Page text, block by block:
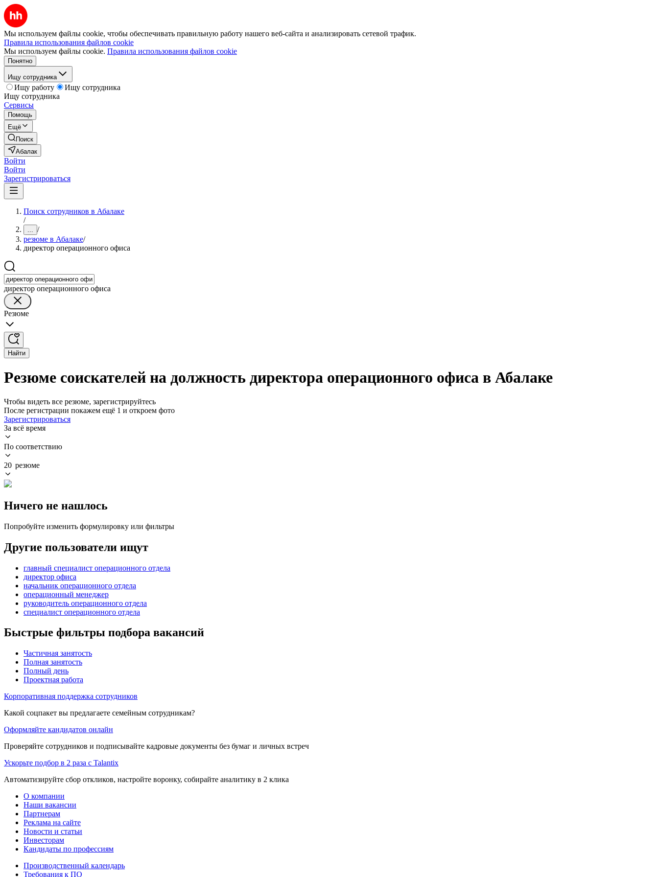
Мы используем файлы cookie, чтобы обеспечивать правильную работу нашего веб-сайта и анализировать сетевой трафик.
Правила использования файлов cookie
Мы используем файлы cookie. Правила использования файлов cookie
Понятно
Ищу сотрудника
Ищу работу
Ищу сотрудника
Ищу сотрудника
Сервисы
Помощь
Ещё
Поиск
Абалак
Войти
Войти
Зарегистрироваться
Поиск сотрудников в Абалаке
/
... /
резюме в Абалаке/
директор операционного офиса
директор операционного офиса
Резюме
Найти
Резюме соискателей на должность директора операционного офиса в Абалаке
Чтобы видеть все резюме, зарегистрируйтесь
После регистрации покажем ещё 1 и откроем фото
Зарегистрироваться
За всё время
По соответствию
20 резюме
Ничего не нашлось
Попробуйте изменить формулировку или фильтры
Другие пользователи ищут
главный специалист операционного отдела
директор офиса
начальник операционного отдела
операционный менеджер
руководитель операционного отдела
специалист операционного отдела
Быстрые фильтры подбора вакансий
Частичная занятость
Полная занятость
Полный день
Проектная работа
Корпоративная поддержка сотрудников
Какой соцпакет вы предлагаете семейным сотрудникам?
Оформляйте кандидатов онлайн
Проверяйте сотрудников и подписывайте кадровые документы без бумаг и личных встреч
Ускорьте подбор в 2 раза с Talantix
Автоматизируйте сбор откликов, настройте воронку, собирайте аналитику в 2 клика
О компании
Наши вакансии
Партнерам
Реклама на сайте
Новости и статьи
Инвесторам
Кандидаты по профессиям
Производственный календарь
Требования к ПО